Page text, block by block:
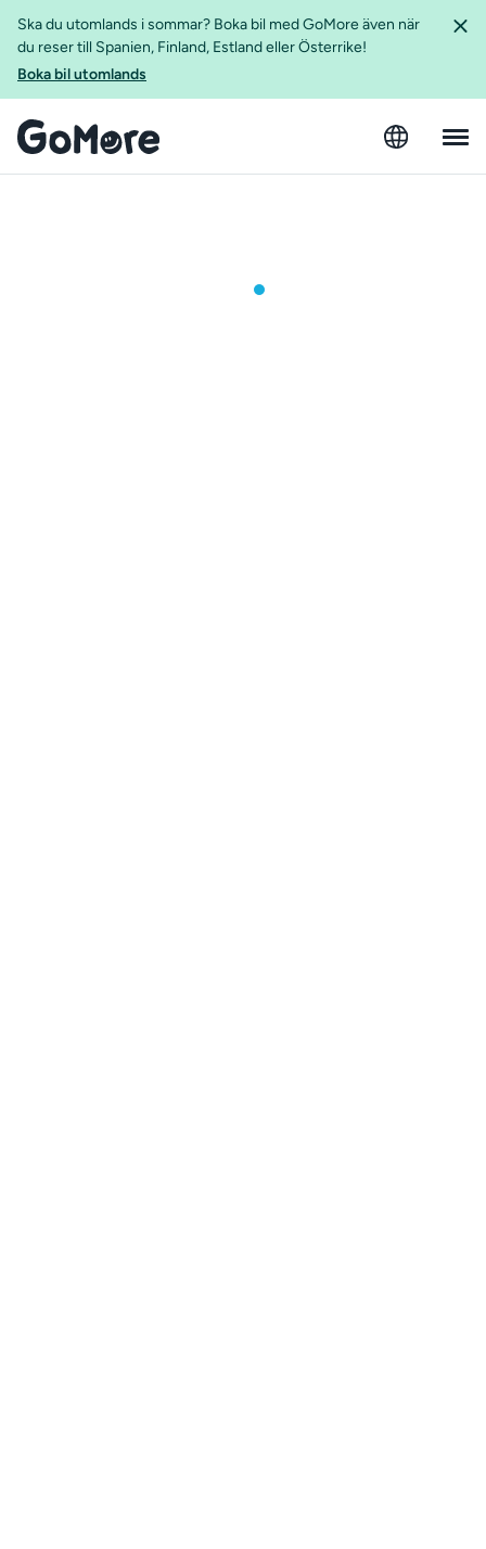
Ska du utomlands i sommar? Boka bil med GoMore även när
du reser till Spanien, Finland, Estland eller Österrike!
Boka bil utomlands